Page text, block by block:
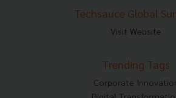
Techsauce Global
Visit Website
Trending Tags
Corporate